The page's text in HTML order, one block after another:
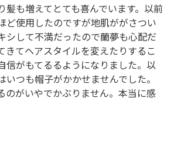
髪も増えてとても喜んでいます。以前
ど使用したのですが地肌ががさつい
シして不満だったので蘭夢も心配だ
きてヘアスタイルを変えたりするこ
信がもてるるようになりました。以
つも帽子がかかせませんでした。
のがいやでかぶりません。本当に感